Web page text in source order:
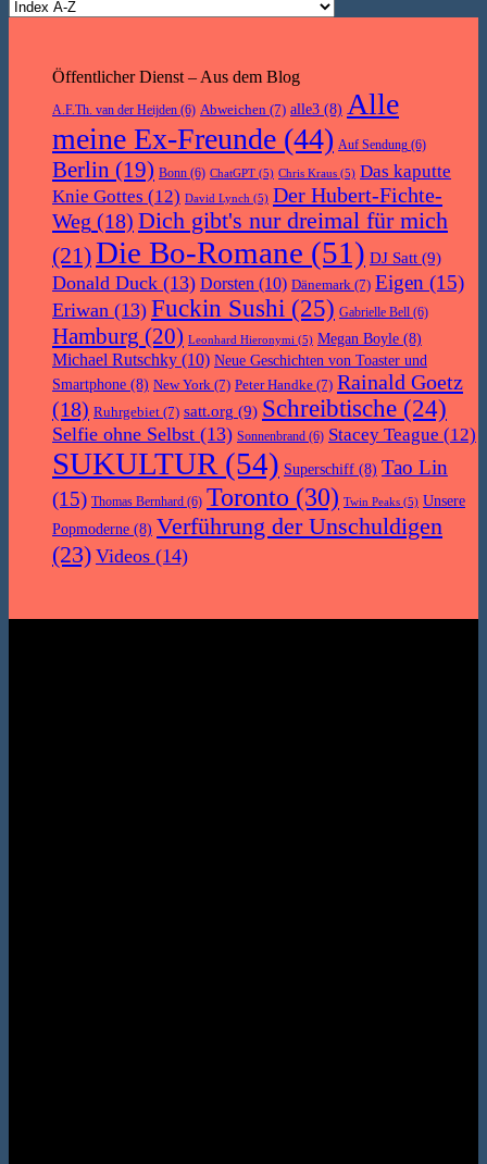
Öffentlicher Dienst – Aus dem Blog
A.F.Th. van der Heijden (6) Abweichen (7) alle3 (8) Alle
meine Ex-Freunde (44) Auf Sendung (6)
Berlin (19) Bonn (6) ChatGPT (5) Chris Kraus (5) Das kaputte
Knie Gottes (12) David Lynch (5) Der Hubert-Fichte-
Weg (18) Dich gibt's nur dreimal für mich
(21)Die Bo-Romane (51) DJ Satt (9)
Donald Duck (13) Dorsten (10) Dänemark (7) Eigen (15)
Eriwan (13) Fuckin Sushi (25) Gabrielle Bell (6)
Hamburg (20) Leonhard Hieronymi (5) Megan Boyle (8)
Michael Rutschky (10) Neue Geschichten von Toaster und
Smartphone (8) New York (7) Peter Handke (7) Rainald Goetz
(18) Ruhrgebiet (7) satt.org (9) Schreibtische (24)
Selfie ohne Selbst (13) Sonnenbrand (6) Stacey Teague (12)
SUKULTUR (54) Superschiff (8) Tao Lin
(15) Thomas Bernhard (6) Toronto (30) Twin Peaks (5) Unsere
Popmoderne (8) Verführung der Unschuldigen
(23) Videos (14)